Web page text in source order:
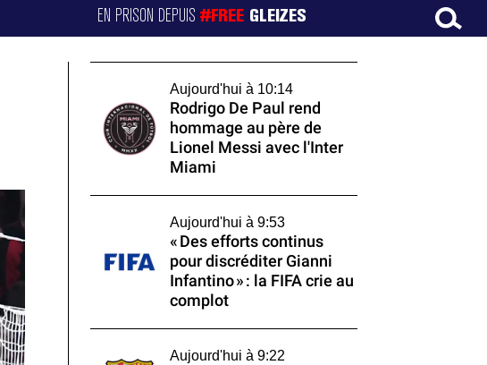
EN PRISON DEPUIS#FREE GLEIZES
Aujourd'hui à 10:14
Rodrigo De Paul rend
hommage au père de
Lionel Messi avec l'Inter
Miami
Aujourd'hui à 9:53
« Des efforts continus
pour discréditer Gianni
Infantino » : la FIFA crie au
complot
Aujourd'hui à 9:22